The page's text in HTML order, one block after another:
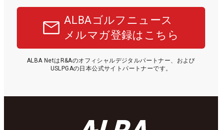
ALBAゴルフニュース
メルマガ登録はこちら
ALBA NetはR&Aのオフィシャルデジタルパートナー、および
USLPGAの日本公式サイトパートナーです。